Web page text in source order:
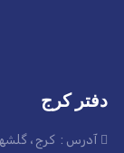
دفتر کرج
آدرس : کرج ،